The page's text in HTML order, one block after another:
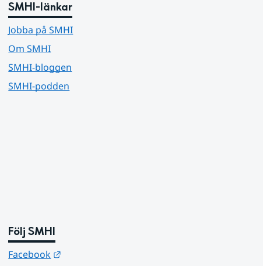
SMHI-länkar
Jobba på SMHI
Om SMHI
SMHI-bloggen
SMHI-podden
Följ SMHI
Facebook